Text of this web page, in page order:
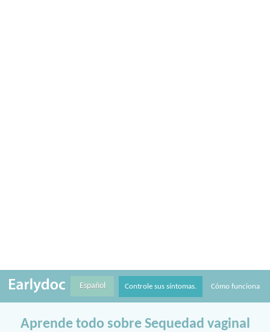
Controle sus síntomas. Cómo funciona
Español
Aprende todo sobre Sequedad vaginal